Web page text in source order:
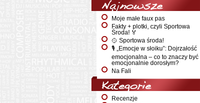
Najnowsze
Moje małe faux pas
Fakty + plotki, czyli Sportowa
Środa! 🏅
🥎 Sportowa środa!
🎙️ „Emocje w słoiku”: Dojrzałość
emocjonalna – co to znaczy być
emocjonalnie dorosłym?
Na Fali
Kategorie
Recenzje